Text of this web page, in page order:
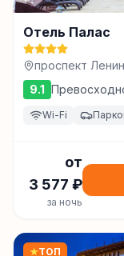
Отель Палас
проспект
9.1
Wi-Fi
от
3 577 ₽
за ночь
★ТОП